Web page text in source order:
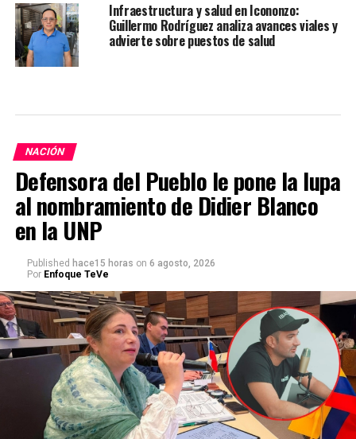
Infraestructura y salud en Icononzo:
Guillermo Rodríguez analiza avances viales y
advierte sobre puestos de salud
NACIÓN
Defensora del Pueblo le pone la lupa
al nombramiento de Didier Blanco
en la UNP
Published hace15 horas on 6 agosto, 2026
Por Enfoque TeVe